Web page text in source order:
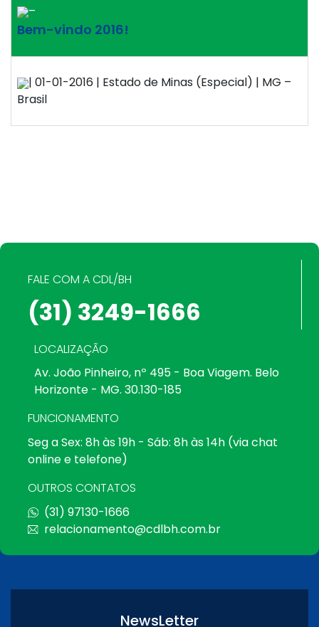
–
Bem-vindo 2016!
| 01-01-2016 | Estado de Minas (Especial) | MG –
Brasil
FALE COM A CDL/BH
(31) 3249-1666
LOCALIZAÇÃO
Av. João Pinheiro, nº 495 - Boa Viagem. Belo
Horizonte - MG. 30.130-185
FUNCIONAMENTO
Seg a Sex: 8h às 19h - Sáb: 8h às 14h (via chat
online e telefone)
OUTROS CONTATOS
(31) 97130-1666
relacionamento@cdlbh.com.br
NewsLetter